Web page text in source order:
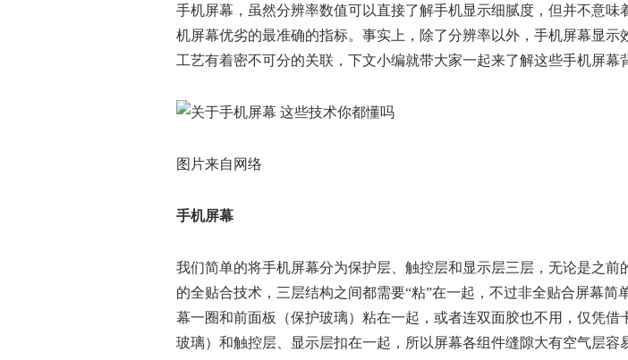
手机屏幕，虽然分辨率数值可以直接了解手机显示细腻度，但并不意味
机屏幕优劣的最准确的指标。事实上，除了分辨率以外，手机屏幕显示
工艺有着密不可分的关联，下文小编就带大家一起来了解这些手机屏幕
图片来自网络
手机屏幕
我们简单的将手机屏幕分为保护层、触控层和显示层三层，无论是之前
的全贴合技术，三层结构之间都需要“粘”在一起，不过非全贴合屏幕简
幕一圈和前面板（保护玻璃）粘在一起，或者连双面胶也不用，仅凭借
玻璃）和触控层、显示层扣在一起，所以屏幕各组件缝隙大有空气层容